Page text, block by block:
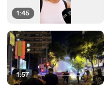
1:45
1:57